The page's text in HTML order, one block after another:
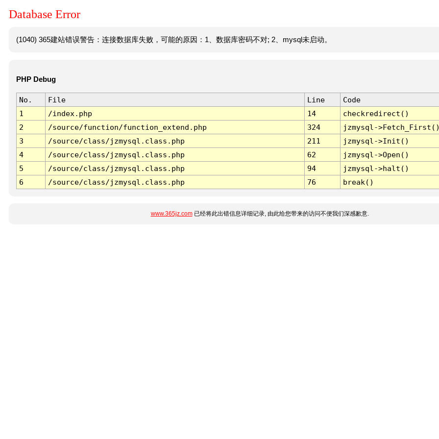
Database Error
(1040) 365建站错误警告：连接数据库失败，可能的原因：1、数据库密码不对; 2、mysql未启动。
PHP Debug
No. File Line
Code
1
/index.php 14
checkredirect()
2
/source/function/function_extend.php 324
jzmysql-
3
/source/class/jzmysql.class.php 211
jzmysql->Init()
4
/source/class/jzmysql.class.php 62
jzmysql->Open()
5
/source/class/jzmysql.class.php 94
jzmysql->halt()
6
/source/class/jzmysql.class.php 76 break()
www.365jz.com已经将此出错信息详细记录, 由此给您带来的访问不便我们深感歉意.